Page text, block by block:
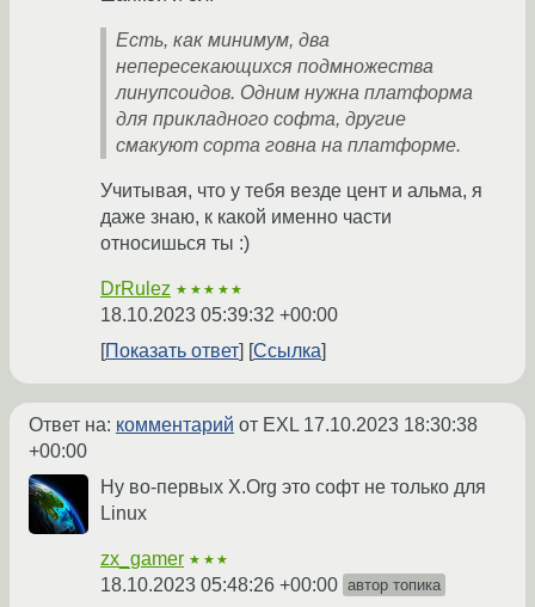
Есть, как минимум, два
непересекающихся подмножества
линупсоидов. Одним нужна платформа
для прикладного софта, другие
смакуют сорта говна на платформе.
Учитывая, что у тебя везде цент и альма, я
даже знаю, к какой именно части
относишься ты :)
DrRulez ★★★★★
18.10.2023 05:39:32 +00:00
Показать ответ
Ссылка
Ответ на: комментарий от EXL 17.10.2023 18:30:38
+00:00
Ну во-первых X.Org это софт не только для
Linux
zx_gamer ★★★
18.10.2023 05:48:26 +00:00 автор топика